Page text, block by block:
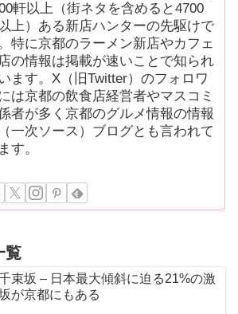
軒以上（街ネタを含めると4700
上）ある新店ハンターの先駆けで
特に京都のラーメン新店やカフェ
の情報は掲載が速いことで知られ
ます。X（旧Twitter）のフォロワ
は京都の飲食店経営者やマスコミ
者が多く京都のグルメ情報の情報
一次ソース）ブログとも言われて
す。
覧
束坂 – 日本最大傾斜に迫る21%の激
が京都にもある